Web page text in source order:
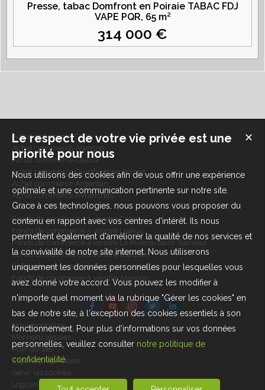
LOYER 835 € EBE 86000 € COMMISSIONS TOTALES
127000 € DONT TABAC 80 000 € PAS DE RAYON PRESSE
RARE SUR LE MARCHE
Presse, tabac Domfront en Poiraie TABAC FDJ
VAPE PQR, 65 m²
314 000 €
Achat commerce Caen
Achat commerce Alençon
Achat commerce Lisieux
Achat commerce Domfront en Poiraie
Achat commerce Argentan
Achat commerce Avranches
Fonds de commerce à vendre Caen
Fonds de commerce à vendre Lisieux
Fonds de commerce à vendre La Rivière-Saint-Sauveur
Fonds de commerce à vendre Touques
Fonds de commerce à vendre Vire Normandie
Fonds de commerce à vendre Alençon
Nos Honoraires
Mentions légales
Plan du site
Espace propriétaire
Gérer les cookies
Logiciel de transaction
✕
Le respect de votre vie privée est une
priorité pour nous
Nous utilisons des cookies afin de vous offrir une expérience
optimale et une communication pertinente sur notre site.
Grace à ces technologies, nous pouvons vous proposer du
contenu en rapport avec vos centres d'intérêt. Ils nous
permettent également d'améliorer la qualité de nos services et
la convivialité de notre site internet. Nous utiliserons
uniquement les données personnelles pour lesquelles vous
avez donné votre accord. Vous pouvez les modifier à
n'importe quel moment via la rubrique "Gérer les cookies" en
bas de notre site, à l'exception des cookies essentiels à son
fonctionnement. Pour plus d'informations sur vos données
personnelles, veuillez consulter notre politique de
confidentialité.